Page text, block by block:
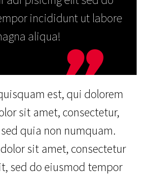
incididunt ut labore
aliqua!
est, qui dolorem
sit amet, consectetur,
quia non numquam.
sit amet, consectetur
sed do eiusmod tempor